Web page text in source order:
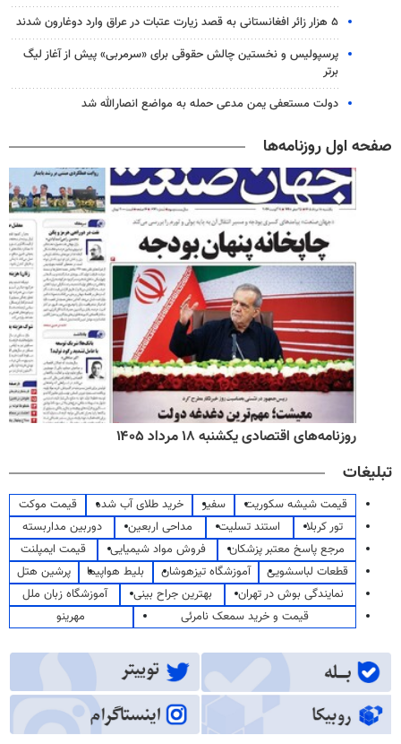
۵ هزار زائر افغانستانی به قصد زیارت عتبات در عراق وارد دوغارون شدند
پرسپولیس و نخستین چالش حقوقی برای «سرمربی» پیش از آغاز لیگ
برتر
دولت مستعفی یمن مدعی حمله به مواضع انصارالله شد
صفحه اول روزنامه‌ها
روزنامه‌های اقتصادی یکشنبه ۱۸ مرداد ۱۴۰۵
تبلیغات
قیمت شیشه سکوریت سفیر خرید طلای آب شده
قیمت موکت
تور کربلا
استند تسلیت مداحی اربعین
دوربین مداربسته
مرجع پاسخ معتبر پزشکان
فروش مواد شیمیایی
قیمت ایمپلنت
قطعات لباسشویی
آموزشگاه تیزهوشان بلیط هواپیما
پرشین هتل
نمایندگی بوش در تهران
بهترین جراح بینی
آموزشگاه زبان ملل
قیمت و خرید سمعک نامرئی
مهرینو